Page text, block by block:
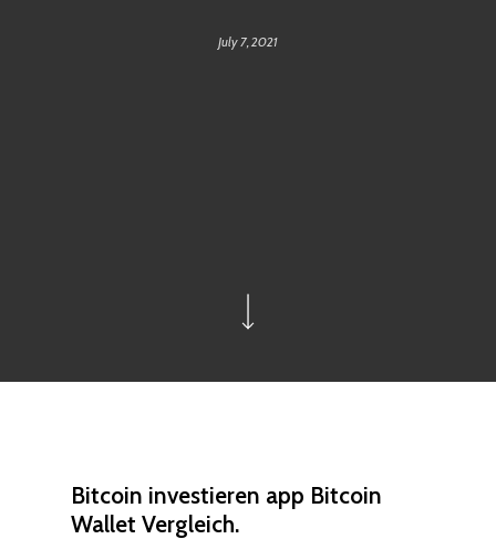
July 7, 2021
Bitcoin investieren app Bitcoin
Wallet Vergleich.